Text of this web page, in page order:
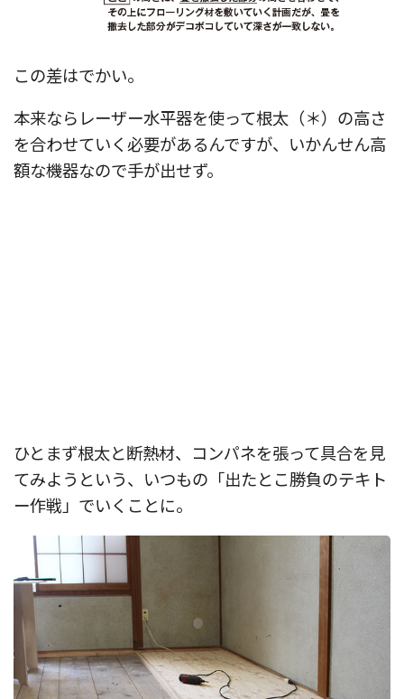
この差はでかい。
本来ならレーザー水平器を使って根太（＊）の高さ
を合わせていく必要があるんですが、いかんせん高
額な機器なので手が出せず。
ひとまず根太と断熱材、コンパネを張って具合を見
てみようという、いつもの「出たとこ勝負のテキト
ー作戦」でいくことに。